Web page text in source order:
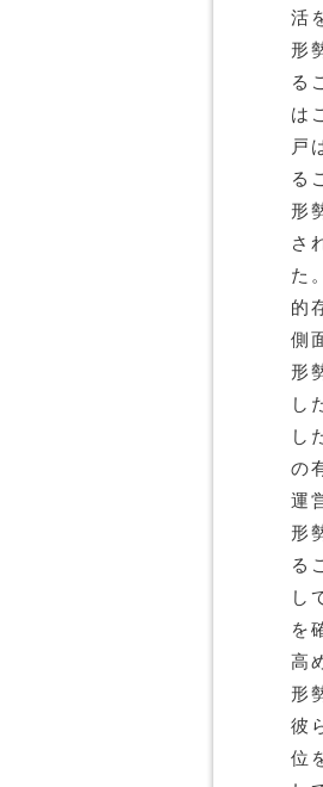
活
形
る
は
戸
る
形
さ
た
的
側
形
し
し
の
運
形
る
し
を
高
形
彼
位